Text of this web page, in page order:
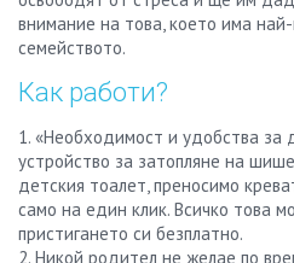
внимание на това, което има
семейството.
Как работи?
1. «Необходимост и удобства за
устройство за затопляне на
детския тоалет, преносимо
само на един клик. Всичко това
пристигането си безплатно.
2. Никой родител не желае по